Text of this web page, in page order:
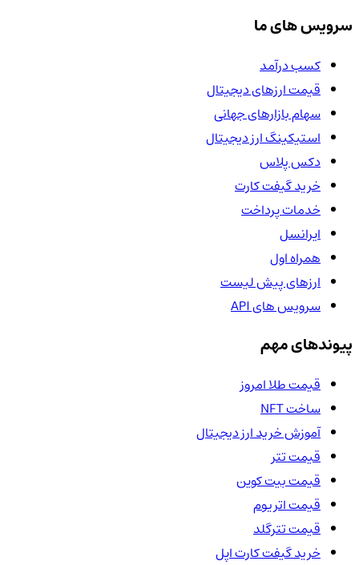
سرویس های ما
کسب درآمد
قیمت ارزهای دیجیتال
سهام بازارهای جهانی
استیکینگ ارز دیجیتال
دکس پلاس
خرید گیفت کارت
خدمات پرداخت
ایرانسل
همراه اول
ارزهای پیش لیست
سرویس های API
پیوندهای مهم
قیمت طلا امروز
ساخت NFT
آموزش خرید ارز دیجیتال
قیمت تتر
قیمت بیت کوین
قیمت اتریوم
قیمت تترگلد
خرید گیفت کارت اپل